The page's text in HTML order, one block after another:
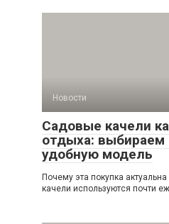
Новости
Садовые качели
отдыха: выбираем
удобную модель
Почему эта покупка
качели используются почти